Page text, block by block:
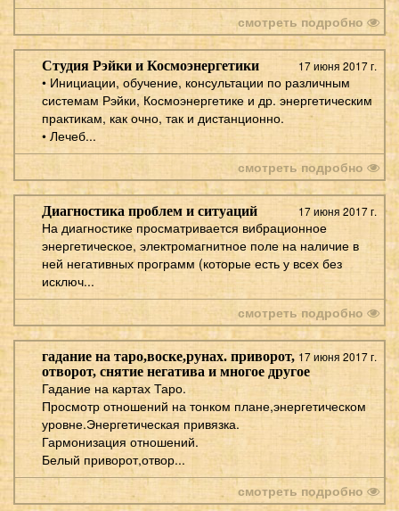
смотреть подробно
17 июня 2017 г.
Студия Рэйки и Космоэнергетики
• Инициации, обучение, консультации по различным
системам Рэйки, Космоэнергетике и др. энергетическим
практикам, как очно, так и дистанционно.
• Лечеб...
смотреть подробно
17 июня 2017 г.
Диагностика проблем и ситуаций
На диагностике просматривается вибрационное
энергетическое, электромагнитное поле на наличие в
ней негативных программ (которые есть у всех без
исключ...
смотреть подробно
17 июня 2017 г.
гадание на таро,воске,рунах. приворот,
отворот, снятие негатива и многое другое
Гадание на картах Таро.
Просмотр отношений на тонком плане,энергетическом
уровне.Энергетическая привязка.
Гармонизация отношений.
Белый приворот,отвор...
смотреть подробно